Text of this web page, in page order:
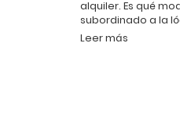
alquiler. Es qué
subordinado a la
a garantizar las
Leer más